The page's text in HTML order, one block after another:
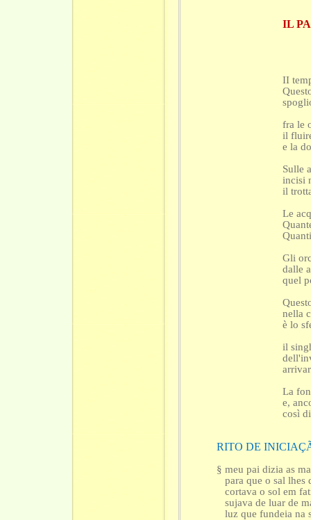
IL
II
fra le
il
e la
Sulle
incisi
il
Le
Gli
dalle
quel
nella
è lo
il
La
e,
così
RITO DE
§ meu pai dizia as
para que o sal lhes
cortava o sol em
sujava de luar de
luz que fundeia na